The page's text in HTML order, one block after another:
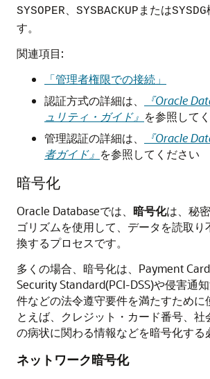
SYSOPER SYSBACKUP またはSYSDG
す。
関連項目:
「管理者権限での接続」
認証方式の詳細は、
『Oracle
ュリティ・ガイド』 を参照して
管理認証の詳細は、
『Oracle
者ガイド』 を参照してください
暗号化
Oracle Databaseでは、 暗号化は、秘
ゴリズムを使用して、データを読取
換するプロセスです。
多くの場合、暗号化は、Payment
Security Standard(PCI-DSS)や侵害通
件などの法令遵守要件を満たすために
とえば、クレジット・カード番号、
の病状に関わる情報などを暗号化する
ネットワーク暗号化